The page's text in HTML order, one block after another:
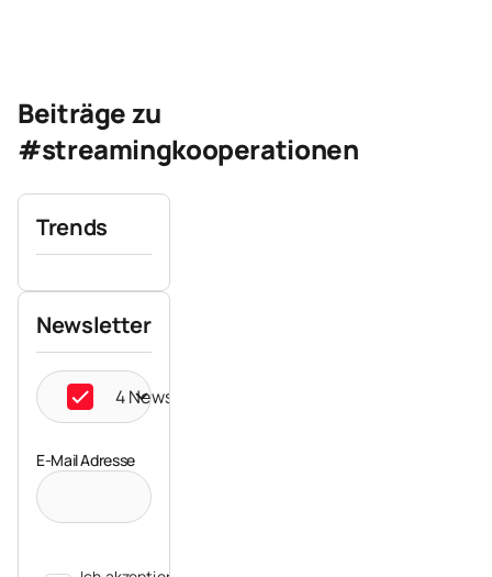
Beiträge zu
#streamingkooperationen
Trends
Newsletter
4 Newsletter ausgewählt
E-Mail Adresse